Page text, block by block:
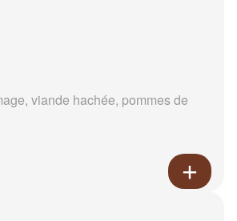
viande hachée, pommes de